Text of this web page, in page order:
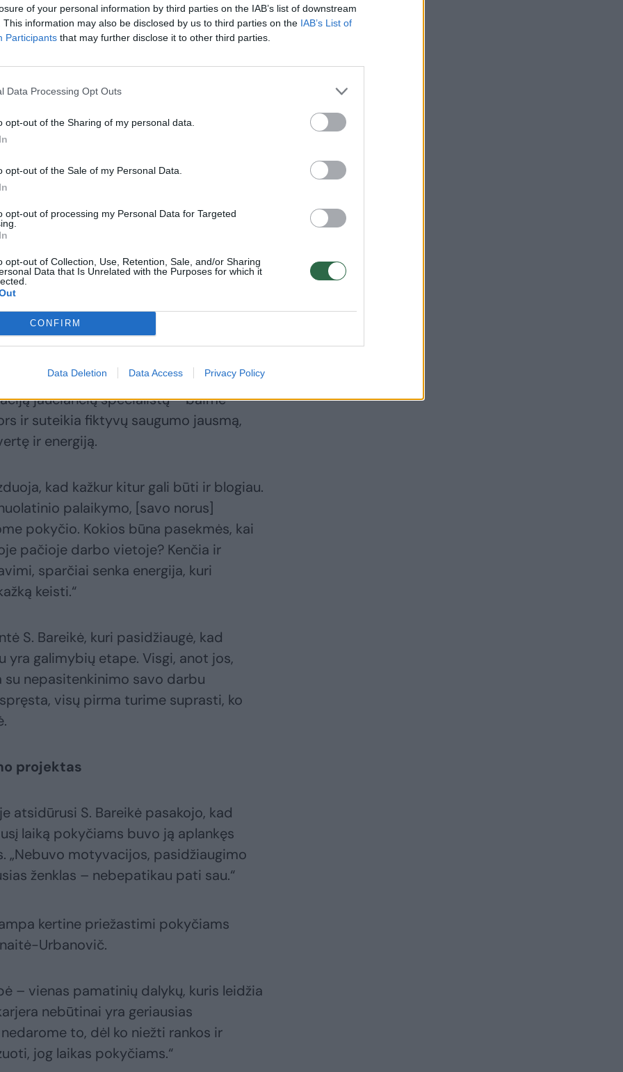
of your personal information by third parties on the IAB’s list of downstream
This information may also be disclosed by us to third parties on the IAB’s List of
Participants that may further disclose it to other third parties.
Data Processing Opt Outs
opt-out of the Sharing of my personal data.
opt-out of the Sale of my Personal Data.
opt-out of processing my Personal Data for Targeted
opt-out of Collection, Use, Retention, Sale, and/or Sharing
Data that Is Unrelated with the Purposes for which it
CONFIRM
Data Deletion Data Access Privacy Policy
ir
nuo
diskusija „Keisti karjerą: lengva ar
karjeros pokyčius diskutavo „Career
Simona Bareikė, „HR Hint online“
patirtimi dalijosi ir karjeros
Rūta Mensonaitė.
Vaitiekūnaitės-Urbanovič, nemaža
jaučiančių specialistų – baimė
ir suteikia fiktyvų saugumo jausmą,
ir energiją.
kad kažkur kitur gali būti ir blogiau.
palaikymo, [savo norus]
pokyčio. Kokios būna pasekmės, kai
pačioje darbo vietoje? Kenčia ir
sparčiai senka energija, kuri
keisti.“
S. Bareikė, kuri pasidžiaugė, kad
yra galimybių etape. Visgi, anot jos,
nepasitenkinimo savo darbu
visų pirma turime suprasti, ko
projektas
atsidūrusi S. Bareikė pasakojo, kad
laiką pokyčiams buvo ją aplankęs
„Nebuvo motyvacijos, pasidžiaugimo
ženklas – nebepatikau pati sau.“
kertine priežastimi pokyčiams
Urbanovič.
– vienas pamatinių dalykų, kuris leidžia
nebūtinai yra geriausias
to, dėl ko niežti rankos ir
jog laikas pokyčiams.“